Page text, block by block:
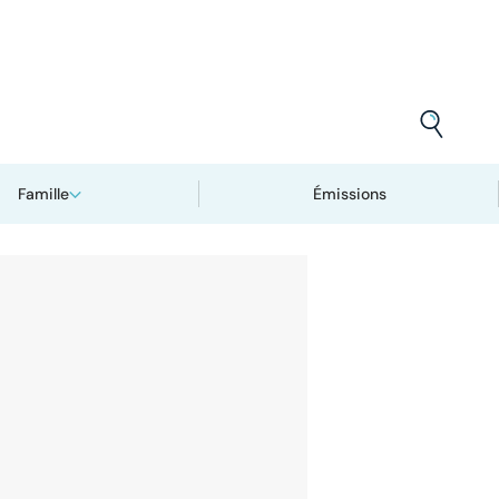
Famille Émissions